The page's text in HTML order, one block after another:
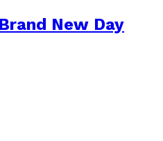
New Day